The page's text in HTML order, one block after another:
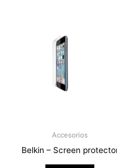
Accesorios
Belkin – Screen